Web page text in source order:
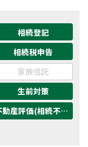
相続登記
相続税申告
家族信託
生前対策
不動産評価(相続不動産)